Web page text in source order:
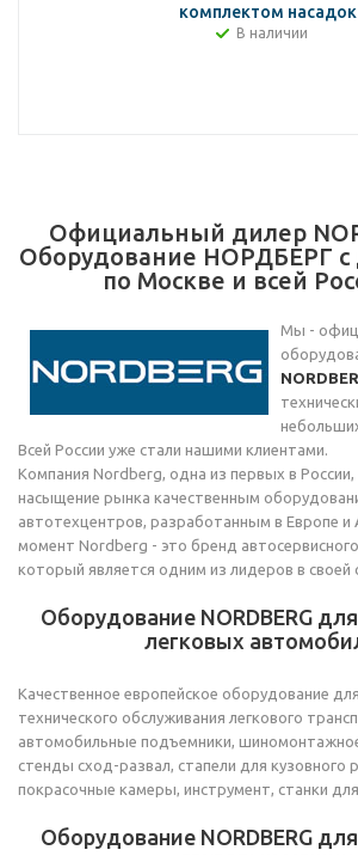
комплектом насадок
В наличии
Официальный дилер
Оборудование НОРДБЕРГ с
по Москве и всей
Мы -
Всей России уже стали нашими клиентами.
Компания Nordberg, одна из первых в России,
насыщение рынка качественным
автотехцентров, разработанным в Европе
момент Nordberg - это бренд
который является одним из лидеров в своей
Оборудование NORDBERG
легковых
Качественное европейское оборудование
технического обслуживания легкового
автомобильные подъемники,
стенды сход-развал, стапели для кузовного
покрасочные камеры, инструмент, станки
Оборудование NORDBERG